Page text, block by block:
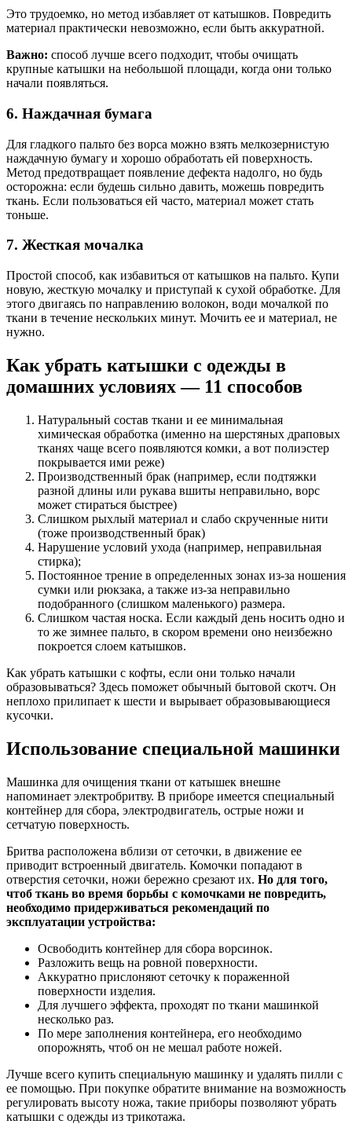
Это трудоемко, но метод избавляет от катышков. Повредить
материал практически невозможно, если быть аккуратной.
Важно: способ лучше всего подходит, чтобы очищать
крупные катышки на небольшой площади, когда они только
начали появляться.
6. Наждачная бумага
Для гладкого пальто без ворса можно взять мелкозернистую
наждачную бумагу и хорошо обработать ей поверхность.
Метод предотвращает появление дефекта надолго, но будь
осторожна: если будешь сильно давить, можешь повредить
ткань. Если пользоваться ей часто, материал может стать
тоньше.
7. Жесткая мочалка
Простой способ, как избавиться от катышков на пальто. Купи
новую, жесткую мочалку и приступай к сухой обработке. Для
этого двигаясь по направлению волокон, води мочалкой по
ткани в течение нескольких минут. Мочить ее и материал, не
нужно.
Как убрать катышки с одежды в
домашних условиях — 11 способов
Натуральный состав ткани и ее минимальная
химическая обработка (именно на шерстяных драповых
тканях чаще всего появляются комки, а вот полиэстер
покрывается ими реже)
Производственный брак (например, если подтяжки
разной длины или рукава вшиты неправильно, ворс
может стираться быстрее)
Слишком рыхлый материал и слабо скрученные нити
(тоже производственный брак)
Нарушение условий ухода (например, неправильная
стирка);
Постоянное трение в определенных зонах из-за ношения
сумки или рюкзака, а также из-за неправильно
подобранного (слишком маленького) размера.
Слишком частая носка. Если каждый день носить одно и
то же зимнее пальто, в скором времени оно неизбежно
покроется слоем катышков.
Как убрать катышки с кофты, если они только начали
образовываться? Здесь поможет обычный бытовой скотч. Он
неплохо прилипает к шести и вырывает образовывающиеся
кусочки.
Использование специальной машинки
Машинка для очищения ткани от катышек внешне
напоминает электробритву. В приборе имеется специальный
контейнер для сбора, электродвигатель, острые ножи и
сетчатую поверхность.
Бритва расположена вблизи от сеточки, в движение ее
приводит встроенный двигатель. Комочки попадают в
отверстия сеточки, ножи бережно срезают их. Но для того,
чтоб ткань во время борьбы с комочками не повредить,
необходимо придерживаться рекомендаций по
эксплуатации устройства:
Освободить контейнер для сбора ворсинок.
Разложить вещь на ровной поверхности.
Аккуратно прислоняют сеточку к пораженной
поверхности изделия.
Для лучшего эффекта, проходят по ткани машинкой
несколько раз.
По мере заполнения контейнера, его необходимо
опорожнять, чтоб он не мешал работе ножей.
Лучше всего купить специальную машинку и удалять пилли с
ее помощью. При покупке обратите внимание на возможность
регулировать высоту ножа, такие приборы позволяют убрать
катышки с одежды из трикотажа.